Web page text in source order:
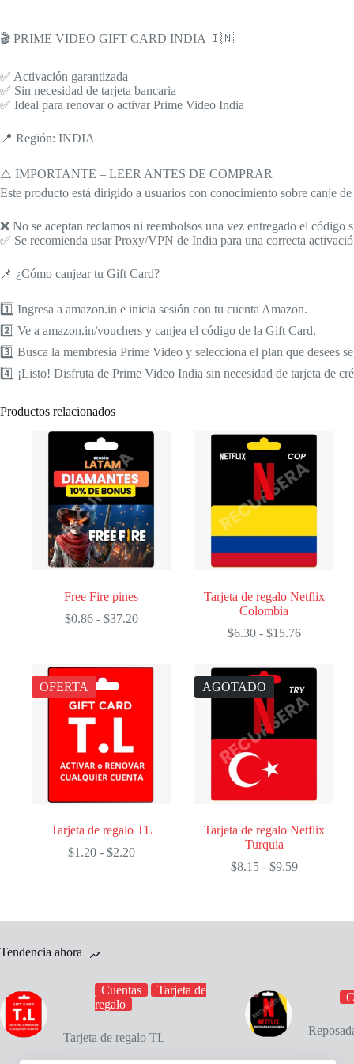
🎬 PRIME VIDEO GIFT CARD INDIA 🇮🇳
✅ Activación garantizada
✅ Sin necesidad de tarjeta bancaria
✅ Ideal para renovar o activar Prime Video India
📍 Región: INDIA
⚠️ IMPORTANTE – LEER ANTES DE COMPRAR
Este producto está dirigido a usuarios con conocimiento sobre canje
❌ No se aceptan reclamos ni reembolsos una vez entregado el código
✅ Se recomienda usar Proxy/VPN de India para una correcta
📌 ¿Cómo canjear tu Gift Card?
1️⃣ Ingresa a amazon.in e inicia sesión con tu cuenta Amazon.
2️⃣ Ve a amazon.in/vouchers y canjea el código de la Gift Card.
3️⃣ Busca la membresía Prime Video y selecciona el plan que desees
4️⃣ ¡Listo! Disfruta de Prime Video India sin necesidad de tarjeta de
Productos relacionados
Free Fire pines
$0.86 - $37.20Rango
Tarjeta de regalo Netflix
Colombia
$6.30 - $15.76Rango
$6.30
hasta
OFERTA
Tarjeta de regalo TL
$1.20 - $2.20Rango
hasta
AGOTADO
Tarjeta de regalo Netflix
Turquia
$8.15 - $9.59Rango
$8.15
Tendencia ahora
Cuentas
Tarjeta de
regalo
Tarjeta de regalo TL